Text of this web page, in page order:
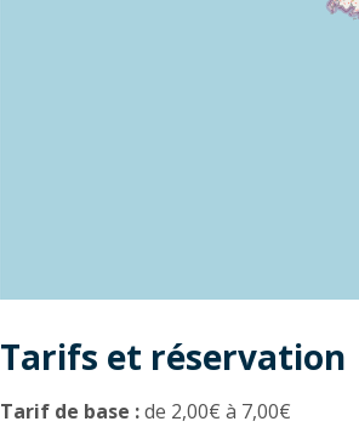
Tarifs et réservation
Tarif de base :de 2,00€ à 7,00€